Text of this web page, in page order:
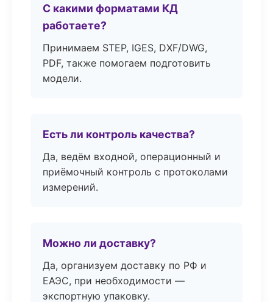
С какими форматами КД
работаете?
Принимаем STEP, IGES, DXF/DWG,
PDF, также помогаем подготовить
модели.
Есть ли контроль качества?
Да, ведём входной, операционный и
приёмочный контроль с протоколами
измерений.
Можно ли доставку?
Да, организуем доставку по РФ и
ЕАЭС, при необходимости —
экспортную упаковку.